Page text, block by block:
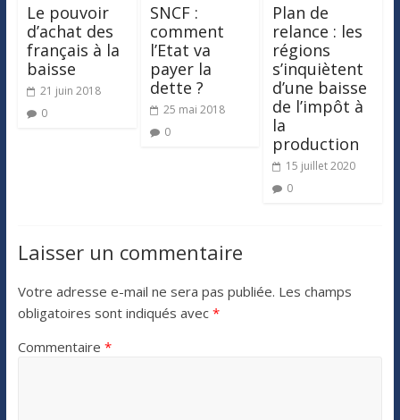
Le pouvoir
d’achat des
français à la
baisse
21 juin 2018
0
SNCF :
comment
l’Etat va
payer la
dette ?
25 mai 2018
0
Plan de
relance : les
régions
s’inquiètent
d’une baisse
de l’impôt à
la
production
15 juillet 2020
0
Laisser un commentaire
Votre adresse e-mail ne sera pas publiée. Les champs
obligatoires sont indiqués avec *
Commentaire *